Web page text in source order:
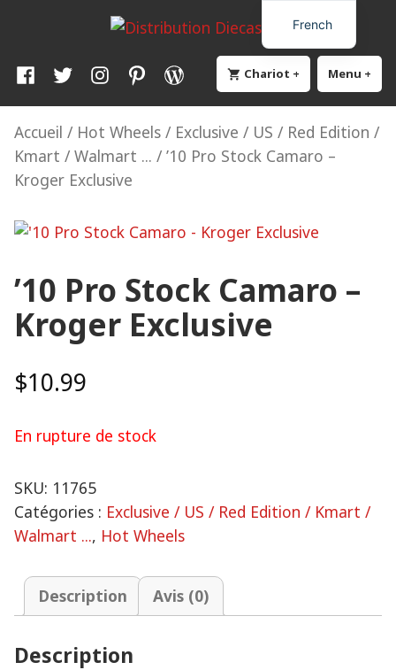
Distribution Diecast64
Une passion, un mode de vie.
Menu +
Chariot + élargi
effondré
FacebookTwitterInstagramPinterestWordPress
Accueil / Hot Wheels / Exclusive / US / Red Edition /
Kmart / Walmart ... / ’10 Pro Stock Camaro –
Kroger Exclusive
’10 Pro Stock Camaro –
Kroger Exclusive
$10.99
En rupture de stock
SKU: 11765
Catégories : Exclusive / US / Red Edition / Kmart /
Walmart ..., Hot Wheels
Description Avis (0)
Description
French